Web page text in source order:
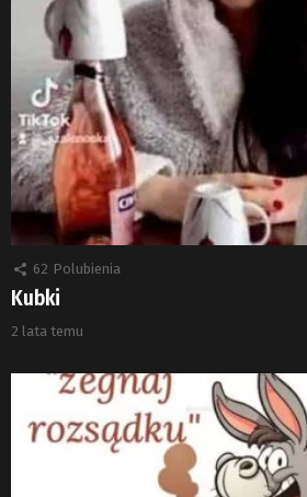
62 Polubienia
Kubki
2 lata temu